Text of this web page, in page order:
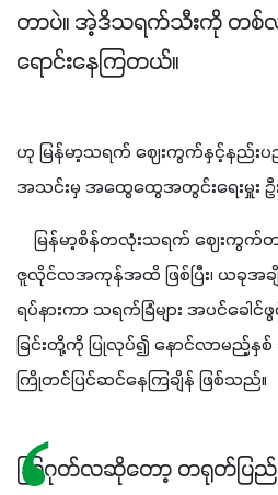
တာပဲ။ အဲ့ဒိသရက်သီးကို တစ်လုံး
ရောင်းနေကြတယ်။
ဟု မြန်မာ့သရက် ဈေးကွက်နှင့်နည်းပ
အသင်းမှ အထွေထွေအတွင်းရေးမှူး ဦး
မြန်မာ့စိန်တလုံးသရက် ဈေးကွက်တ
ဇူလိုင်လအကုန်အထိ ဖြစ်ပြီး၊ ယခုအခ
ရပ်နားကာ သရက်ခြံများ အပင်ခေါင်ဖွ
ခြင်းတို့ကို ပြုလုပ်၍ နောင်လာမ
ကြိုတင်ပြင်ဆင်နေကြချိန် ဖြစ်သည်။
သြဂုတ်လဆိုတော့ တရုတ်ပ